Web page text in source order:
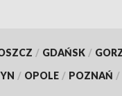
/ GDAŃSK /
/ OPOLE / POZNAŃ /